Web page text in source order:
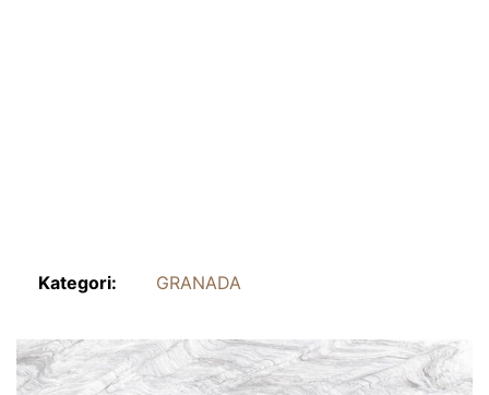
Kategori: GRANADA